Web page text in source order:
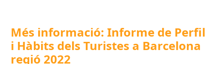
Més informació: Informe de Perfil
i Hàbits dels Turistes a Barcelona
regió 2022